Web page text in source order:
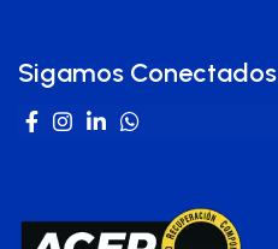
Sigamos Conectados